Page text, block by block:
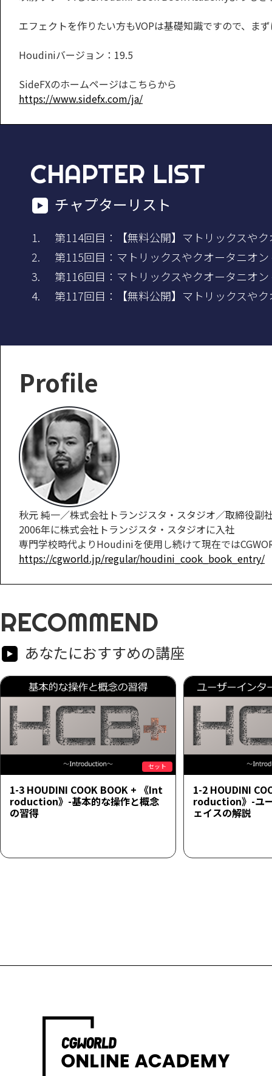
エフェクトを作りたい方もVOPは基礎知識ですので、ま
Houdiniバージョン：19.5
SideFXのホームページはこちらから
https://www.sidefx.com/ja/
CHAPTER LIST
チャプターリスト
第114回目：【無料公開】マトリックスや
第115回目：マトリックスやクオータニオン
第116回目：マトリックスやクオータニオン
第117回目：【無料公開】マトリックスや
Profile
秋元 純一／株式会社トランジスタ・スタジオ／取締役副
2006年に株式会社トランジスタ・スタジオに入社
専門学校時代よりHoudiniを使用し続けて現在では
https://cgworld.jp/regular/houdini_cook_book_entry/
RECOMMEND
あなたにおすすめの講座
セット
1-3 HOUDINI COOK BOOK + 《Int
roduction》-基本的な操作と概念
の習得
1-2 HOUDINI
roduction》-ユ
ェイスの解説